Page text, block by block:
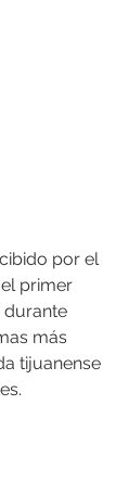
por el
primer
durante
más
tijuanense